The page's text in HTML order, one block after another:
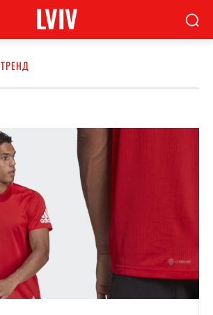
LVIV
ТРЕНД